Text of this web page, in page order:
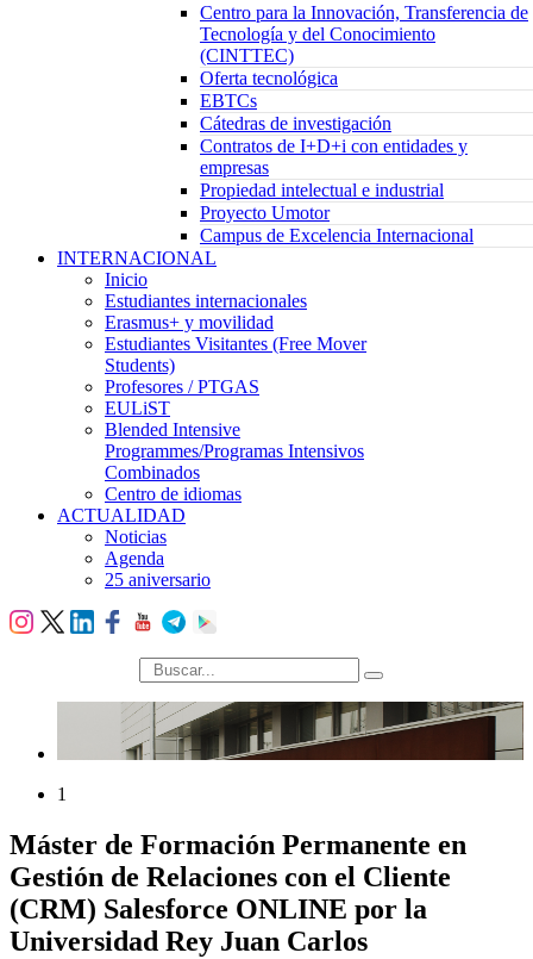
Centro para la Innovación, Transferencia de
Tecnología y del Conocimiento
(CINTTEC)
Oferta tecnológica
EBTCs
Cátedras de investigación
Contratos de I+D+i con entidades y
empresas
Propiedad intelectual e industrial
Proyecto Umotor
Campus de Excelencia Internacional
INTERNACIONAL
Inicio
Estudiantes internacionales
Erasmus+ y movilidad
Estudiantes Visitantes (Free Mover
Students)
Profesores / PTGAS
EULiST
Blended Intensive
Programmes/Programas Intensivos
Combinados
Centro de idiomas
ACTUALIDAD
Noticias
Agenda
25 aniversario
búsqueda
1
Máster de Formación Permanente en
Gestión de Relaciones con el Cliente
(CRM) Salesforce ONLINE por la
Universidad Rey Juan Carlos